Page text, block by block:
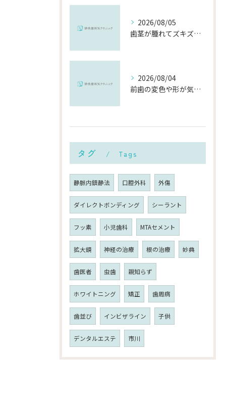
2026/08/05
歯茎が腫れてズキズキ痛む時の応急処置と、早めに受診すべき理由
2026/08/04
前歯の変色や形が気になる…削らずにきれいに整える「ダイレクトボンディング」とは？
タグ Tags
静脈内鎮静法 口腔外科 外傷
ダイレクトボンディング シーラント
フッ素 小児歯科 MTAセメント
拡大鏡 神経の治療 根の治療 妙典
歯医者 虫歯 親知らず
ホワイトニング 矯正 歯周病
歯並び インビザライン 子供
デンタルエステ 市川